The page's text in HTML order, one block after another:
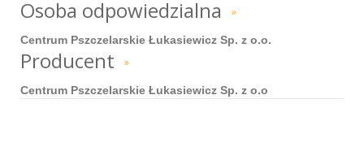
Osoba odpowiedzialna »
Centrum Pszczelarskie Łukasiewicz Sp. z o.o.
Producent »
Centrum Pszczelarskie Łukasiewicz Sp. z o.o